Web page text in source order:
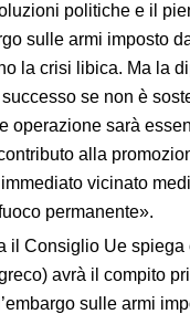
politiche e il
sulle armi imposto
la crisi libica. Ma la
se non è
operazione sarà
alla
vicinato
permanente».
il Consiglio Ue spiega
greco) avrà il compito
sulle armi